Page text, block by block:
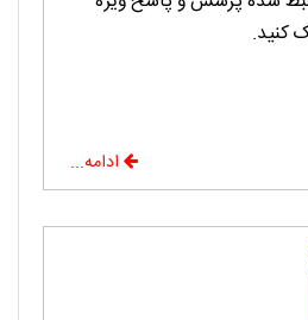
کنید.
ادامه...